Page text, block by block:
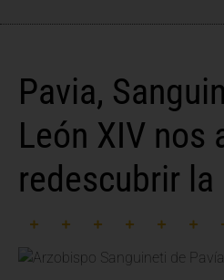
Pavia,
León XIV nos
redescubrir